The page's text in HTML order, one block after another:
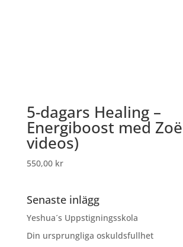
5-dagars Healing –
Energiboost med
videos)
550,00 kr
Senaste inlägg
Yeshua´s Uppstigningsskola
Din ursprungliga oskuldsfullhet